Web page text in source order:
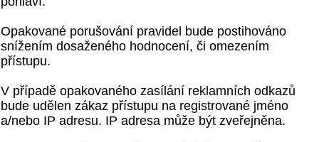
Opakované porušování pravidel bude postihováno
snížením dosaženého hodnocení, či omezením
přístupu.
V případě opakovaného zasílání reklamních odkazů
bude udělen zákaz přístupu na registrované jméno
a/nebo IP adresu. IP adresa může být zveřejněna.